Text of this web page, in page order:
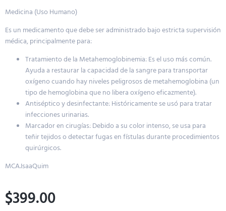
Medicina (Uso Humano)
Es un medicamento que debe ser administrado bajo estricta supervisión
médica, principalmente para:
Tratamiento de la Metahemoglobinemia: Es el uso más común.
Ayuda a restaurar la capacidad de la sangre para transportar
oxígeno cuando hay niveles peligrosos de metahemoglobina (un
tipo de hemoglobina que no libera oxígeno eficazmente).
Antiséptico y desinfectante: Históricamente se usó para tratar
infecciones urinarias.
Marcador en cirugías: Debido a su color intenso, se usa para
teñir tejidos o detectar fugas en fístulas durante procedimientos
quirúrgicos.
MCA.IsaaQuim
$399.00